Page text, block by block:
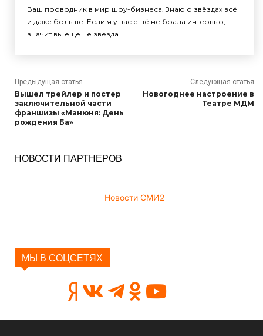
Ваш проводник в мир шоу-бизнеса. Знаю о звёздах всё
и даже больше. Если я у вас ещё не брала интервью,
значит вы ещё не звезда.
Предыдущая статья
Вышел трейлер и постер
заключительной части
франшизы «Манюня: День
рождения Ба»
Следующая статья
Новогоднее настроение в
Театре МДМ
НОВОСТИ ПАРТНЕРОВ
Новости СМИ2
МЫ В СОЦСЕТЯХ